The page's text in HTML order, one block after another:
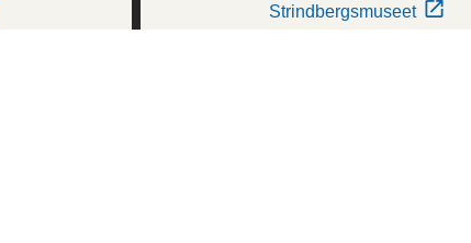
Strindbergsmuseet